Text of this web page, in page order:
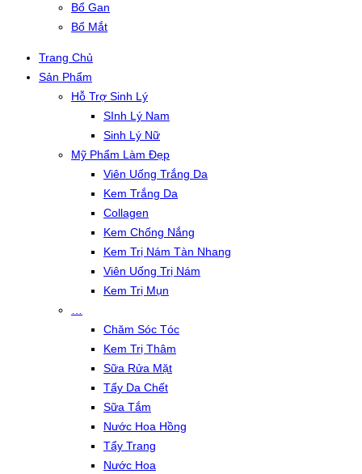
Bổ Gan
Bổ Mắt
Trang Chủ
Sản Phẩm
Hỗ Trợ Sinh Lý
SInh Lý Nam
Sinh Lý Nữ
Mỹ Phẩm Làm Đẹp
Viên Uống Trắng Da
Kem Trắng Da
Collagen
Kem Chống Nắng
Kem Trị Nám Tàn Nhang
Viên Uống Trị Nám
Kem Trị Mụn
Chăm Sóc Tóc
Kem Trị Thâm
Sữa Rửa Mặt
Tẩy Da Chết
Sữa Tắm
Nước Hoa Hồng
Tẩy Trang
Nước Hoa